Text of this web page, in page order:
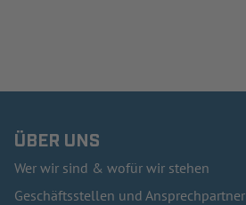
ÜBER UNS
Wer wir sind & wofür wir stehen
Geschäftsstellen und Ansprechpartner